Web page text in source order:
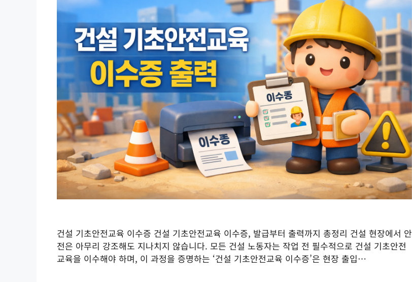
건설 기초안전교육 이수증 건설 기초안전교육 이수증, 발급부터 출력까지 총정리 건설 현장에서 안
전은 아무리 강조해도 지나치지 않습니다. 모든 건설 노동자는 작업 전 필수적으로 건설 기초안전
교육을 이수해야 하며, 이 과정을 증명하는 ‘건설 기초안전교육 이수증’은 현장 출입…